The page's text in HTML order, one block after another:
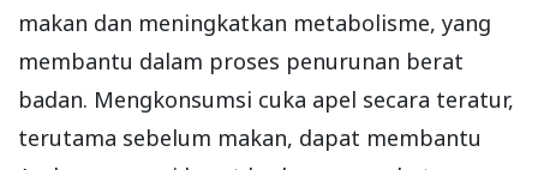
makan dan meningkatkan metabolisme, yang
membantu dalam proses penurunan berat
badan. Mengkonsumsi cuka apel secara teratur,
terutama sebelum makan, dapat membantu